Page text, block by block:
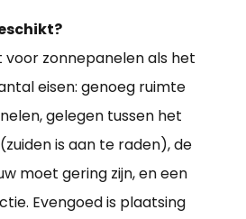
voor zonnepanelen als het
eisen: genoeg ruimte
gelegen tussen het
is aan te raden), de
moet gering zijn, en een
Evengoed is plaatsing